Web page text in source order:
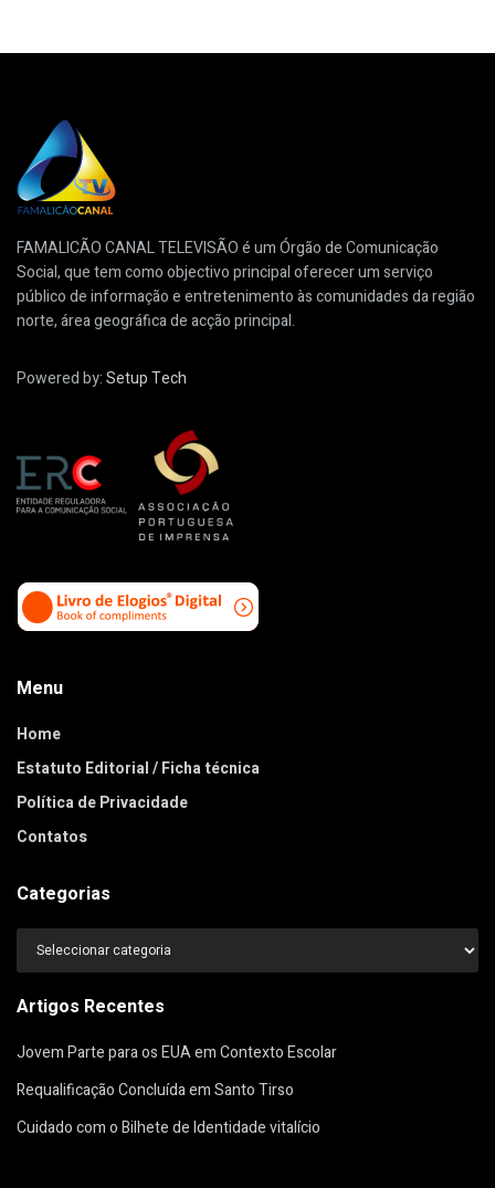
FAMALICÃO CANAL TELEVISÃO é um Órgão de Comunicação
Social, que tem como objectivo principal oferecer um serviço
público de informação e entretenimento às comunidades da região
norte, área geográfica de acção principal.
Powered by:Setup Tech
Menu
Home
Estatuto Editorial / Ficha técnica
Política de Privacidade
Contatos
Categorias
Categorias
Artigos Recentes
Jovem Parte para os EUA em Contexto Escolar
Requalificação Concluída em Santo Tirso
Cuidado com o Bilhete de Identidade vitalício